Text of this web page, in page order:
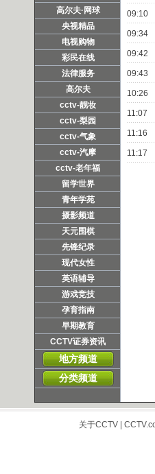
高尔夫·网球
央视精品
电视购物
彩民在线
法律服务
高尔夫
cctv-靓妆
cctv-梨园
cctv-气象
cctv-汽摩
cctv-老年福
留学世界
青年学苑
摄影频道
天元围棋
先锋纪录
现代女性
英语辅导
游戏竞技
孕育指南
早期教育
CCTV证券资讯
地方频道
分类频道
09:10
09:34
09:42
09:43
10:26
11:07
11:16
11:17
关于CCTV|